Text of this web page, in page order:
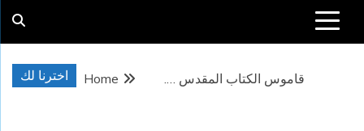
اخترنا لك Home قاموس الكتاب المقدس ….